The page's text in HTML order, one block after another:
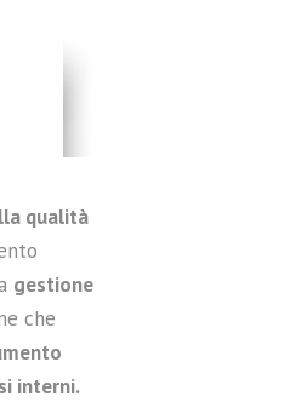
qualità
gestione
che
interni.